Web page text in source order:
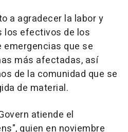
a agradecer la labor y
los efectivos de los
que se
más afectadas, así
de la comunidad que se
de material.
atiende el
quien en noviembre